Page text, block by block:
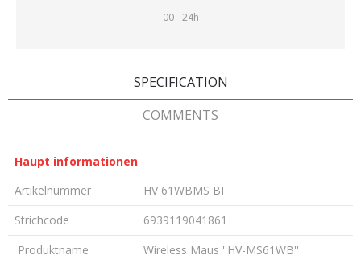
00 - 24h
SPECIFICATION
COMMENTS
Haupt informationen
Artikelnummer
HV 61WBMS BI
Strichcode
6939119041861
Produktname
Wireless Maus ''HV-MS61WB''